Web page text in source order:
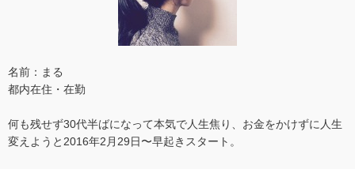
名前：まる
都内在住・在勤
何も残せず30代半ばになって本気で人生焦り、お金をかけずに人生
変えようと2016年2月29日〜早起きスタート。